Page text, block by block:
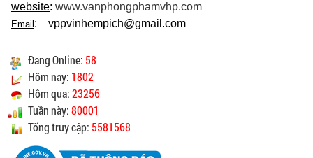
website: www.vanphongphamvhp.com
Email : vppvinhempich@gmail.com
Đang Online: 58
Hôm nay: 1802
Hôm qua:23256
Tuần này:80001
Tổng truy cập: 5581568